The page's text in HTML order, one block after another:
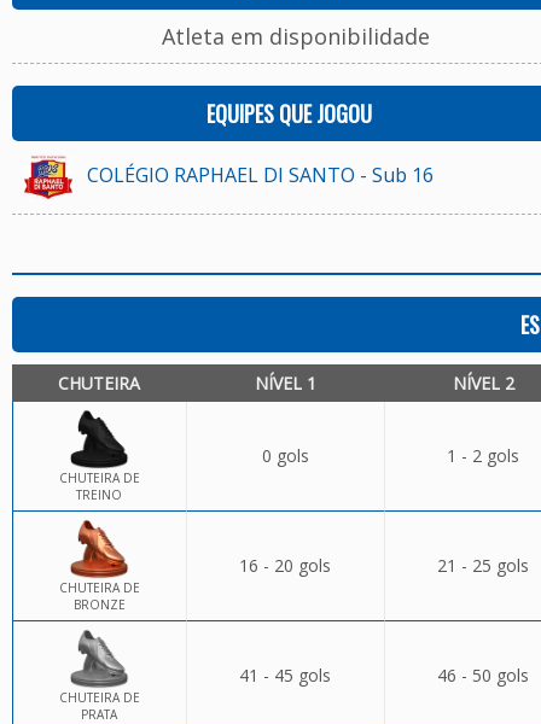
Atleta em disponibilidade
EQUIPES QUE JOGOU
COLÉGIO RAPHAEL DI SANTO - Sub 16
CHUTEIRA NÍVEL 1 NÍVEL 2
CHUTEIRA DE
TREINO
0 gols 1 - 2 gols
CHUTEIRA DE
BRONZE
16 - 20 gols 21 - 25 gols
CHUTEIRA DE
PRATA
41 - 45 gols 46 - 50 gols